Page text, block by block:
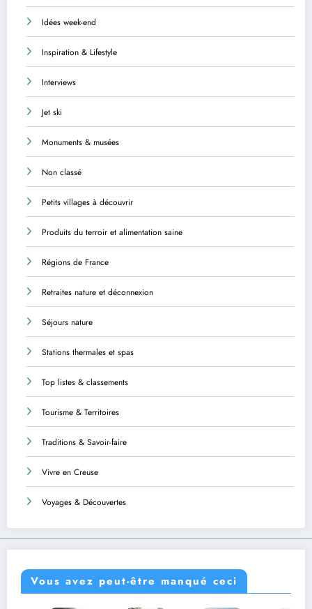
Idées week-end
Inspiration & Lifestyle
Interviews
Jet ski
Monuments & musées
Non classé
Petits villages à découvrir
Produits du terroir et alimentation saine
Régions de France
Retraites nature et déconnexion
Séjours nature
Stations thermales et spas
Top listes & classements
Tourisme & Territoires
Traditions & Savoir-faire
Vivre en Creuse
Voyages & Découvertes
Vous avez peut-être manqué ceci